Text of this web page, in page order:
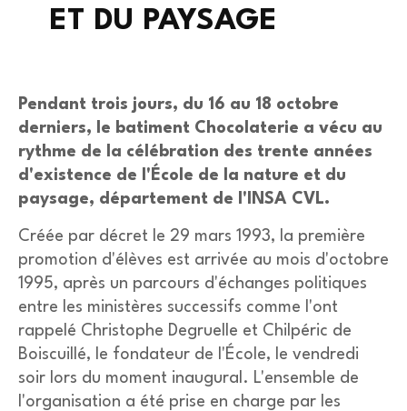
ET DU PAYSAGE
Pendant trois jours, du 16 au 18 octobre
derniers, le batiment Chocolaterie a vécu au
rythme de la célébration des trente années
d'existence de l'École de la nature et du
paysage, département de l'INSA CVL.
Créée par décret le 29 mars 1993, la première
promotion d'élèves est arrivée au mois d'octobre
1995, après un parcours d'échanges politiques
entre les ministères successifs comme l'ont
rappelé Christophe Degruelle et Chilpéric de
Boiscuillé, le fondateur de l'École, le vendredi
soir lors du moment inaugural. L'ensemble de
l'organisation a été prise en charge par les